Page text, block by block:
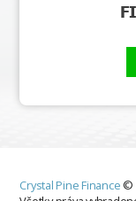
Crystal Pine Finance ©